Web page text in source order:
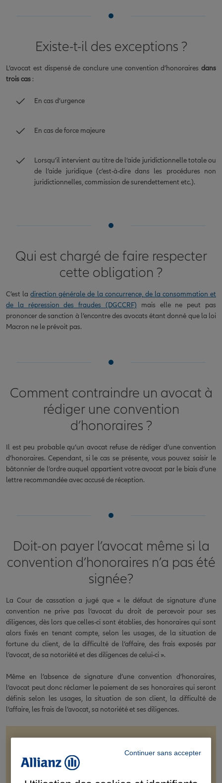
Existe-t-il des exceptions ?
L’avocat est dispensé de conclure une convention d’honoraires dans
trois cas :
En cas d’urgence
En cas de force majeure
Lorsqu’il intervient au titre de l’aide juridictionnelle totale ou
de l’aide juridique (c’est-à-dire dans les procédures non
juridictionnelles, commission de surendettement etc.).
Qui est chargé de faire respecter
cette obligation ?
C’est ladirection générale de la concurrence, de la consommation et
de la répression des fraudes (DGCCRF) mais elle ne peut pas
prononcer de sanction à l’encontre des avocats étant donné que la loi
Macron ne le prévoit pas.
Comment contraindre un avocat à
rédiger une convention
d’honoraires ?
Il est peu probable qu’un avocat refuse de rédiger d’une convention
d’honoraires. Cependant, si le cas se présente, vous pouvez saisir le
bâtonnier de l’ordre auquel appartient votre avocat par le biais d’une
lettre recommandée avec accusé de réception.
Doit-on payer l’avocat même si la
convention d’honoraires n’a pas été
signée?
La Cour de cassation a jugé que « le défaut de signature d’une
convention ne prive pas l’avocat du droit de percevoir pour ses
diligences, dès lors que celles-ci sont établies, des honoraires qui sont
alors fixés en tenant compte, selon les usages, de la situation de
fortune du client, de la difficulté de l’affaire, des frais exposés par
l’avocat, de sa notoriété et des diligences de celui-ci ».
Même en l’absence de signature d’une convention d’honoraires,
l’avocat peut donc réclamer le paiement de ses honoraires qui seront
définis selon les usages, la situation de son client, la difficulté de
l’affaire, les frais de l’avocat, sa notoriété et ses diligences.
Les contestations concernant le montant et le recouvrement des
Continuer sans accepter